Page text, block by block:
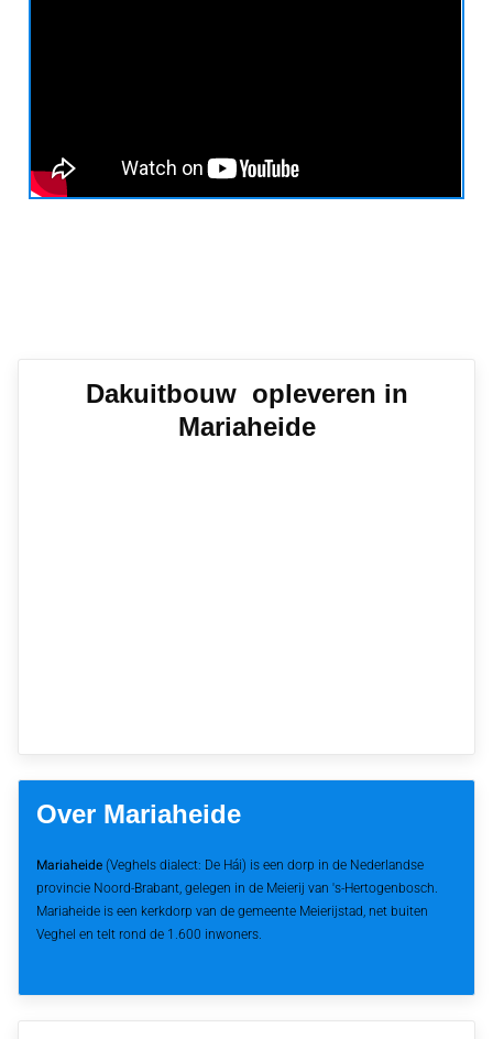
Dakuitbouw opleveren in
Mariaheide
Over Mariaheide
Mariaheide(Veghels dialect: De Hái) is een dorp in de Nederlandse
provincie Noord-Brabant, gelegen in de Meierij van 's-Hertogenbosch.
Mariaheide is een kerkdorp van de gemeente Meierijstad, net buiten
Veghel en telt rond de 1.600 inwoners.